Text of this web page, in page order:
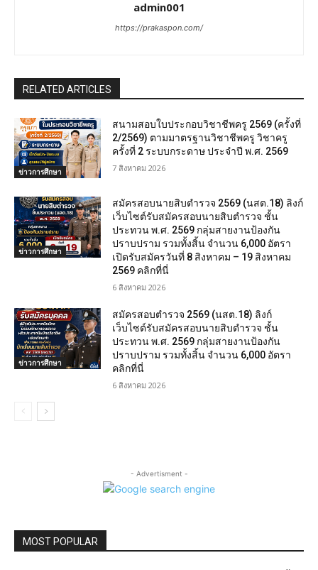
admin001
https://prakaspon.com/
RELATED ARTICLES
ข่าวการศึกษา
สนามสอบใบประกอบวิชาชีพครู 2569 (ครั้งที่
2/2569) ตามมาตรฐานวิชาชีพครู วิชาครู
ครั้งที่ 2 ระบบกระดาษ ประจำปี พ.ศ. 2569
7 สิงหาคม 2026
ข่าวการศึกษา
สมัครสอบนายสิบตำรวจ 2569 (นสต.18) ลิงก์
เว็บไซต์รับสมัครสอบนายสิบตำรวจ ชั้น
ประทวน พ.ศ. 2569 กลุ่มสายงานป้องกัน
ปราบปราม รวมทั้งสิ้น จำนวน 6,000 อัตรา
เปิดรับสมัครวันที่ 8 สิงหาคม – 19 สิงหาคม
2569 คลิกที่นี่
6 สิงหาคม 2026
ข่าวการศึกษา
สมัครสอบตํารวจ 2569 (นสต.18) ลิงก์
เว็บไซต์รับสมัครสอบนายสิบตำรวจ ชั้น
ประทวน พ.ศ. 2569 กลุ่มสายงานป้องกัน
ปราบปราม รวมทั้งสิ้น จำนวน 6,000 อัตรา
คลิกที่นี่
6 สิงหาคม 2026
- Advertisment -
MOST POPULAR